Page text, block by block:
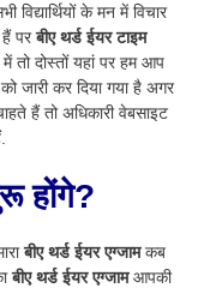
विद्यार्थियों के मन में विचार
हैं परबीए थर्ड ईयर टाइम
में तो दोस्तों यहां पर हम आप
को जारी कर दिया गया है अगर
हैं तो अधिकारी वेबसाइट
होंगे?
बीए थर्ड ईयर एग्जामकब
बीए थर्ड ईयर एग्जामआपकी